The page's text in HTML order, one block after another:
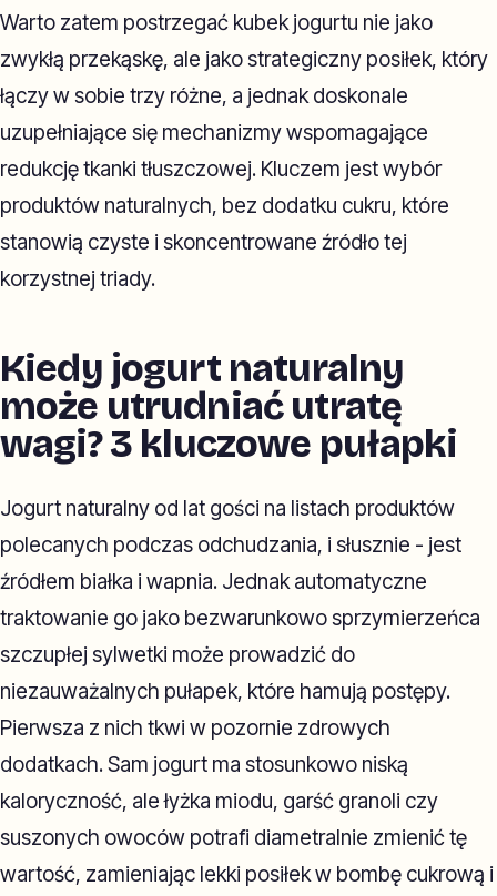
Warto zatem postrzegać kubek jogurtu nie jako
zwykłą przekąskę, ale jako strategiczny posiłek, który
łączy w sobie trzy różne, a jednak doskonale
uzupełniające się mechanizmy wspomagające
redukcję tkanki tłuszczowej. Kluczem jest wybór
produktów naturalnych, bez dodatku cukru, które
stanowią czyste i skoncentrowane źródło tej
korzystnej triady.
Kiedy jogurt naturalny
może utrudniać utratę
wagi? 3 kluczowe pułapki
Jogurt naturalny od lat gości na listach produktów
polecanych podczas odchudzania, i słusznie - jest
źródłem białka i wapnia. Jednak automatyczne
traktowanie go jako bezwarunkowo sprzymierzeńca
szczupłej sylwetki może prowadzić do
niezauważalnych pułapek, które hamują postępy.
Pierwsza z nich tkwi w pozornie zdrowych
dodatkach. Sam jogurt ma stosunkowo niską
kaloryczność, ale łyżka miodu, garść granoli czy
suszonych owoców potrafi diametralnie zmienić tę
wartość, zamieniając lekki posiłek w bombę cukrową i